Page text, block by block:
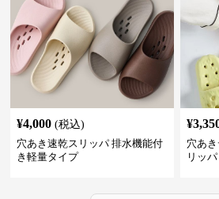
¥4,000 (税込)
穴あき速乾スリッパ 排水機能付
き軽量タイプ
¥
穴あ
リッパ